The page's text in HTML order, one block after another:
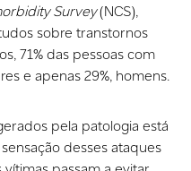
Survey(NCS),
sobre transtornos
71% das pessoas com
e apenas 29%, homens.
pela patologia está
desses ataques